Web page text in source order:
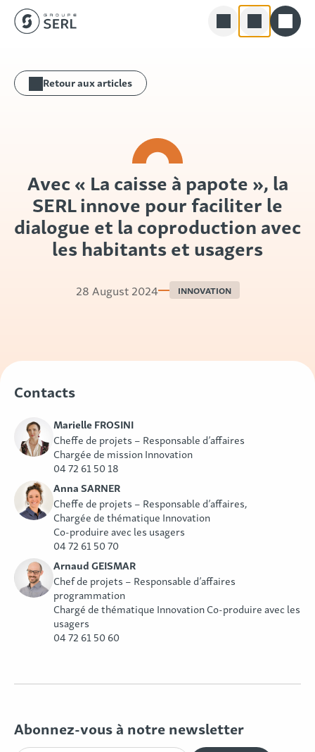
content
Rechercher
Retour aux articles
Avec « La caisse à papote », la
SERL innove pour faciliter le
dialogue et la coproduction avec
les habitants et usagers
28 August 2024 INNOVATION
Contacts
Marielle FROSINI
Cheffe de projets – Responsable d’affaires
Chargée de mission Innovation
04 72 61 50 18
Anna SARNER
Cheffe de projets – Responsable d’affaires,
Chargée de thématique Innovation
Co-produire avec les usagers
04 72 61 50 70
Arnaud GEISMAR
Chef de projets – Responsable d’affaires
programmation
Chargé de thématique Innovation Co-produire avec les
usagers
04 72 61 50 60
Abonnez-vous à notre newsletter